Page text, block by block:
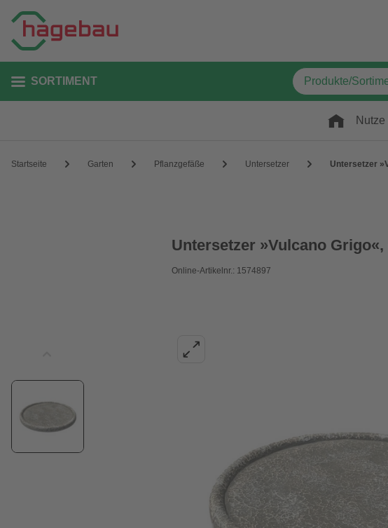
SORTIMENT
Nutze
Startseite Garten Pflanzgefäße Untersetzer Untersetzer
Untersetzer »Vulcano Grigo«,
Online-Artikelnr.: 1574897